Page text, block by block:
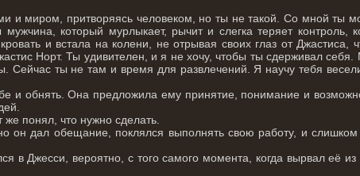
и миром, притворяясь человеком, но ты не такой. Со мной ты
который мурлыкает, рычит и слегка теряет контроль,
и встала на колени, не отрывая своих глаз от Джастиса,
Норт. Ты удивителен, и я не хочу, чтобы ты сдерживал себя.
Сейчас ты не там и время для развлечений. Я научу тебя
и обнять. Она предложила ему принятие, понимание и
же понял, что нужно сделать.
он дал обещание, поклялся выполнять свою работу, и
в Джесси, вероятно, с того самого момента, когда вырвал её